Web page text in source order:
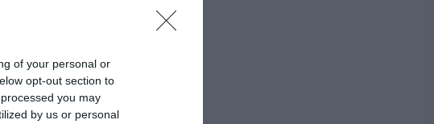
of your personal or
opt-out section to
you may
by us or personal